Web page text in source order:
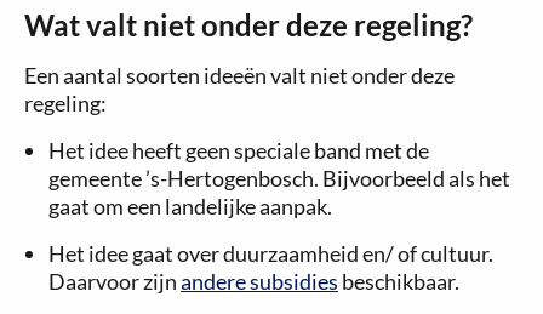
Wat valt niet onder deze regeling?
Een aantal soorten ideeën valt niet onder deze
regeling:
Het idee heeft geen speciale band met de
gemeente ’s-Hertogenbosch. Bijvoorbeeld als het
gaat om een landelijke aanpak.
Het idee gaat over duurzaamheid en/ of cultuur.
Daarvoor zijnandere subsidies beschikbaar.